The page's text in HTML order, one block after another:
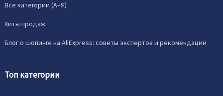
Все категории (A–Я)
Хиты продаж
Блог о шопинге на AliExpress: советы экспертов и рекомендации
Топ категории